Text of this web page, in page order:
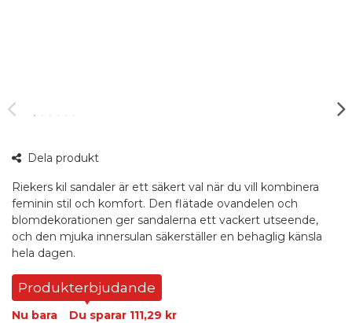
bild
Dela produkt
Riekers kil sandaler är ett säkert val när du vill kombinera
feminin stil och komfort. Den flätade ovandelen och
blomdekorationen ger sandalerna ett vackert utseende,
och den mjuka innersulan säkerställer en behaglig känsla
hela dagen.
Produkterbjudande
Nu bara Du sparar 111,29 kr